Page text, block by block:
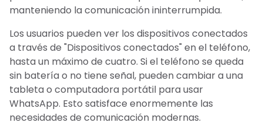
manteniendo la comunicación ininterrumpida.
Los usuarios pueden ver los dispositivos conectados
a través de "Dispositivos conectados" en el teléfono,
hasta un máximo de cuatro. Si el teléfono se queda
sin batería o no tiene señal, pueden cambiar a una
tableta o computadora portátil para usar
WhatsApp. Esto satisface enormemente las
necesidades de comunicación modernas.